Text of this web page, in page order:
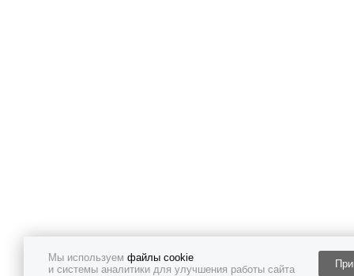
Мы используем файлы cookie
и системы аналитики для улучшения работы сайта